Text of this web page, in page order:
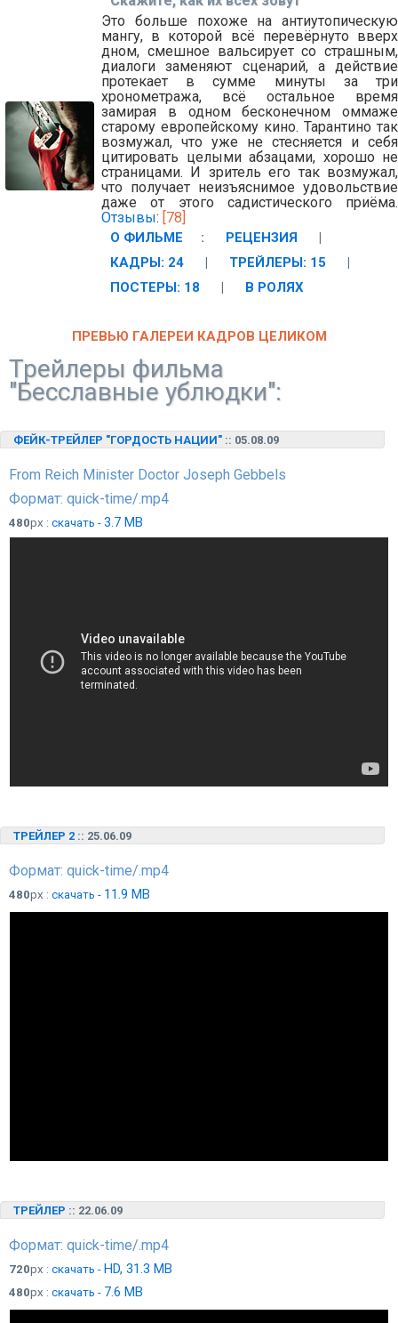
Это больше похоже на антиутопическую
мангу, в которой всё перевёрнуто вверх
дном, смешное вальсирует со страшным,
диалоги заменяют сценарий, а действие
протекает в сумме минуты за три
хронометража, всё остальное время
замирая в одном бесконечном оммаже
старому европейскому кино. Тарантино так
возмужал, что уже не стесняется и себя
цитировать целыми абзацами, хорошо не
страницами. И зритель его так возмужал,
что получает неизъяснимое удовольствие
даже от этого садистического приёма.
Отзывы: [78]
О ФИЛЬМЕ : РЕЦЕНЗИЯ
|
КАДРЫ: 24
| ТРЕЙЛЕРЫ: 15
|
ПОСТЕРЫ: 18
| В РОЛЯХ
ПРЕВЬЮ ГАЛЕРЕИ КАДРОВ ЦЕЛИКОМ
Трейлеры фильма
"Бесславные ублюдки":
ФЕЙК-ТРЕЙЛЕР "ГОРДОСТЬ НАЦИИ" :: 05.08.09
From Reich Minister Doctor Joseph Gebbels
Формат: quick-time/.mp4
480px : скачать - 3.7 MB
ТРЕЙЛЕР 2 :: 25.06.09
Формат: quick-time/.mp4
480px : скачать - 11.9 MB
ТРЕЙЛЕР :: 22.06.09
Формат: quick-time/.mp4
720px : скачать - HD, 31.3 MB
480px : скачать - 7.6 MB